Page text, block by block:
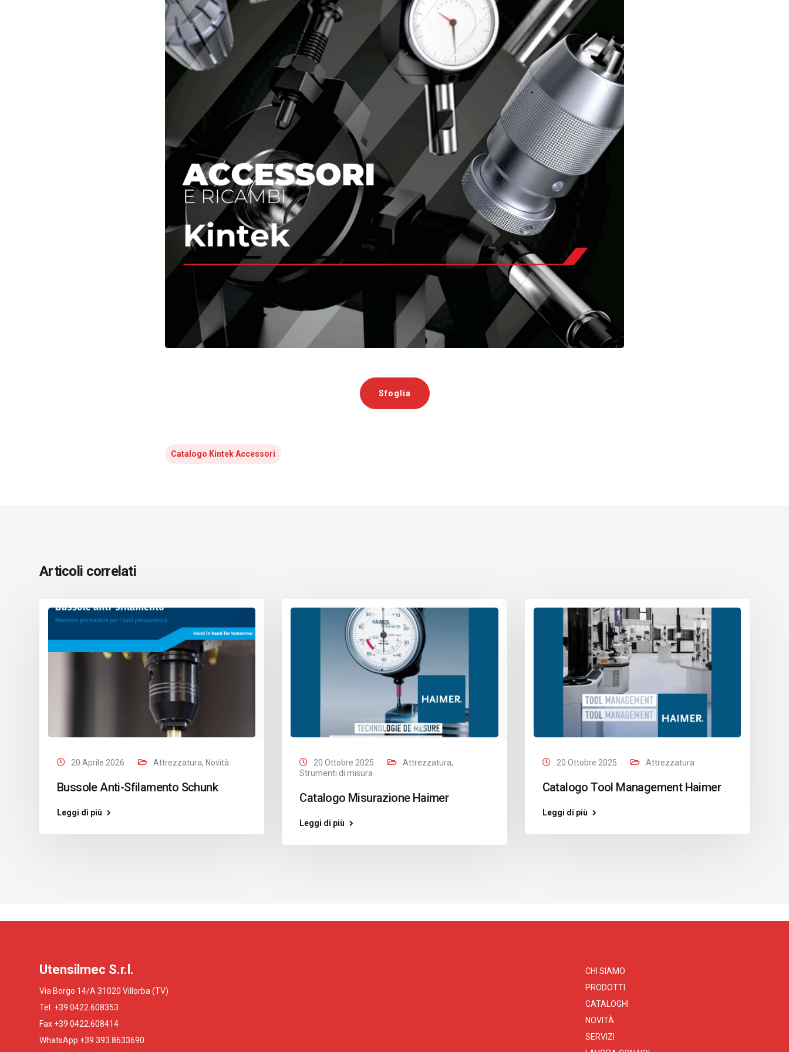
Sfoglia
Catalogo Kintek Accessori
Articoli correlati
20 Aprile 2026 Attrezzatura, Novità
Bussole Anti-Sfilamento Schunk
Leggi di più
20 Ottobre 2025 Attrezzatura,
Strumenti di misura
Catalogo Misurazione Haimer
Leggi di più
20 Ottobre 2025 Attrezzatura
Catalogo Tool Management Haimer
Leggi di più
Utensilmec S.r.l.
Via Borgo 14/A 31020 Villorba (TV)
Tel. +39 0422.608353
Fax +39 0422.608414
WhatsApp +39 393.8633690
CHI SIAMO
PRODOTTI
CATALOGHI
NOVITÀ
SERVIZI